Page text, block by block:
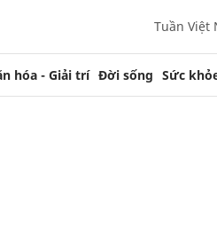
Tuần Việt
hóa - Giải trí Đời sống Sức